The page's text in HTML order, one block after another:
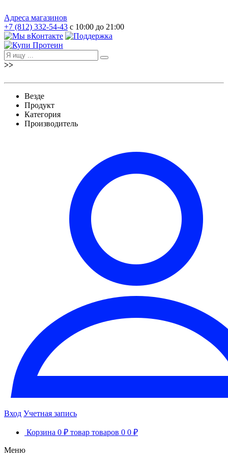
Адреса магазинов
+7 (812) 332-54-43 с 10:00 до 21:00
>>
Везде
Продукт
Категория
Производитель
Вход Учетная запись
Корзина 0 ₽ товар товаров 0 0 ₽
Меню